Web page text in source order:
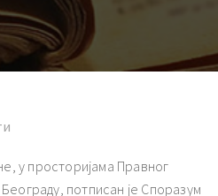
у просторијама Правног
потписан је Споразум